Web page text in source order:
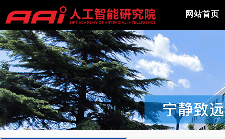
网站首页